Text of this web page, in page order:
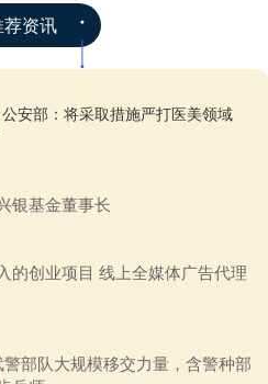
荐资讯
安部：将采取措施严打医美领域
银基金董事长
的创业项目 线上全媒体广告代理
部队大规模移交力量，含警种部